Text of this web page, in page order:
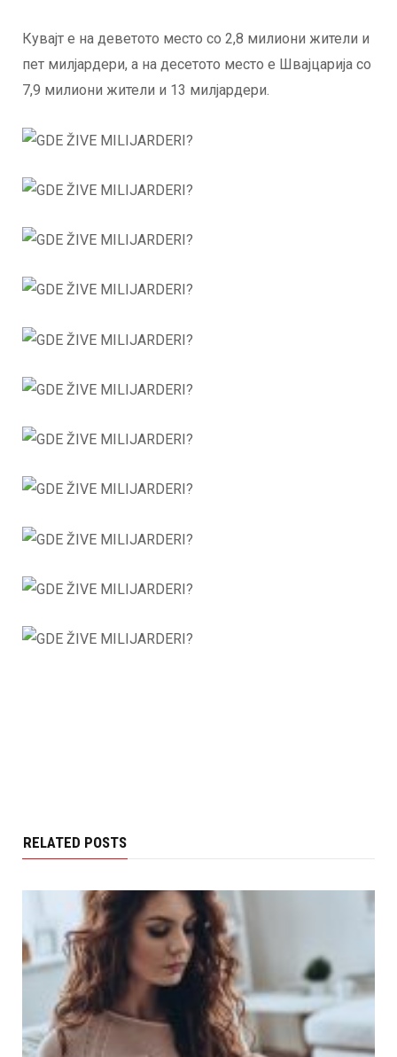
Кувајт е на деветото место со 2,8 милиони жители и
пет милјардери, а на десетото место е Швајцарија со
7,9 милиони жители и 13 милјардери.
RELATED POSTS